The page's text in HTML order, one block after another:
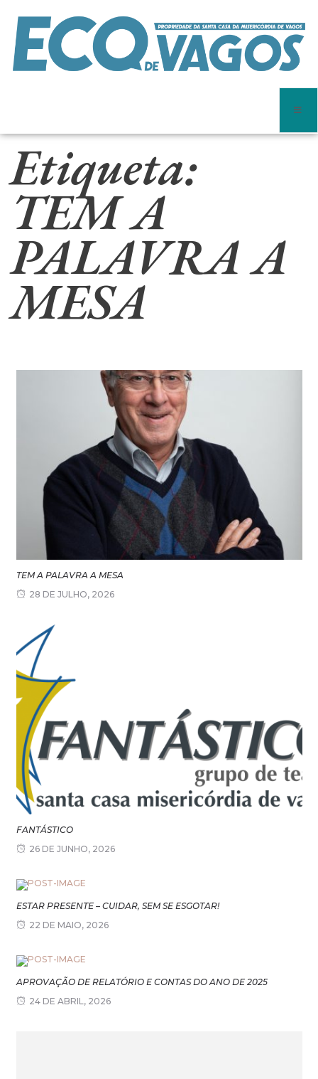
Etiqueta:
TEM A
PALAVRA A
MESA
TEM A PALAVRA A MESA
28 DE JULHO, 2026
FANTÁSTICO
26 DE JUNHO, 2026
ESTAR PRESENTE – CUIDAR, SEM SE ESGOTAR!
22 DE MAIO, 2026
APROVAÇÃO DE RELATÓRIO E CONTAS DO ANO DE 2025
24 DE ABRIL, 2026